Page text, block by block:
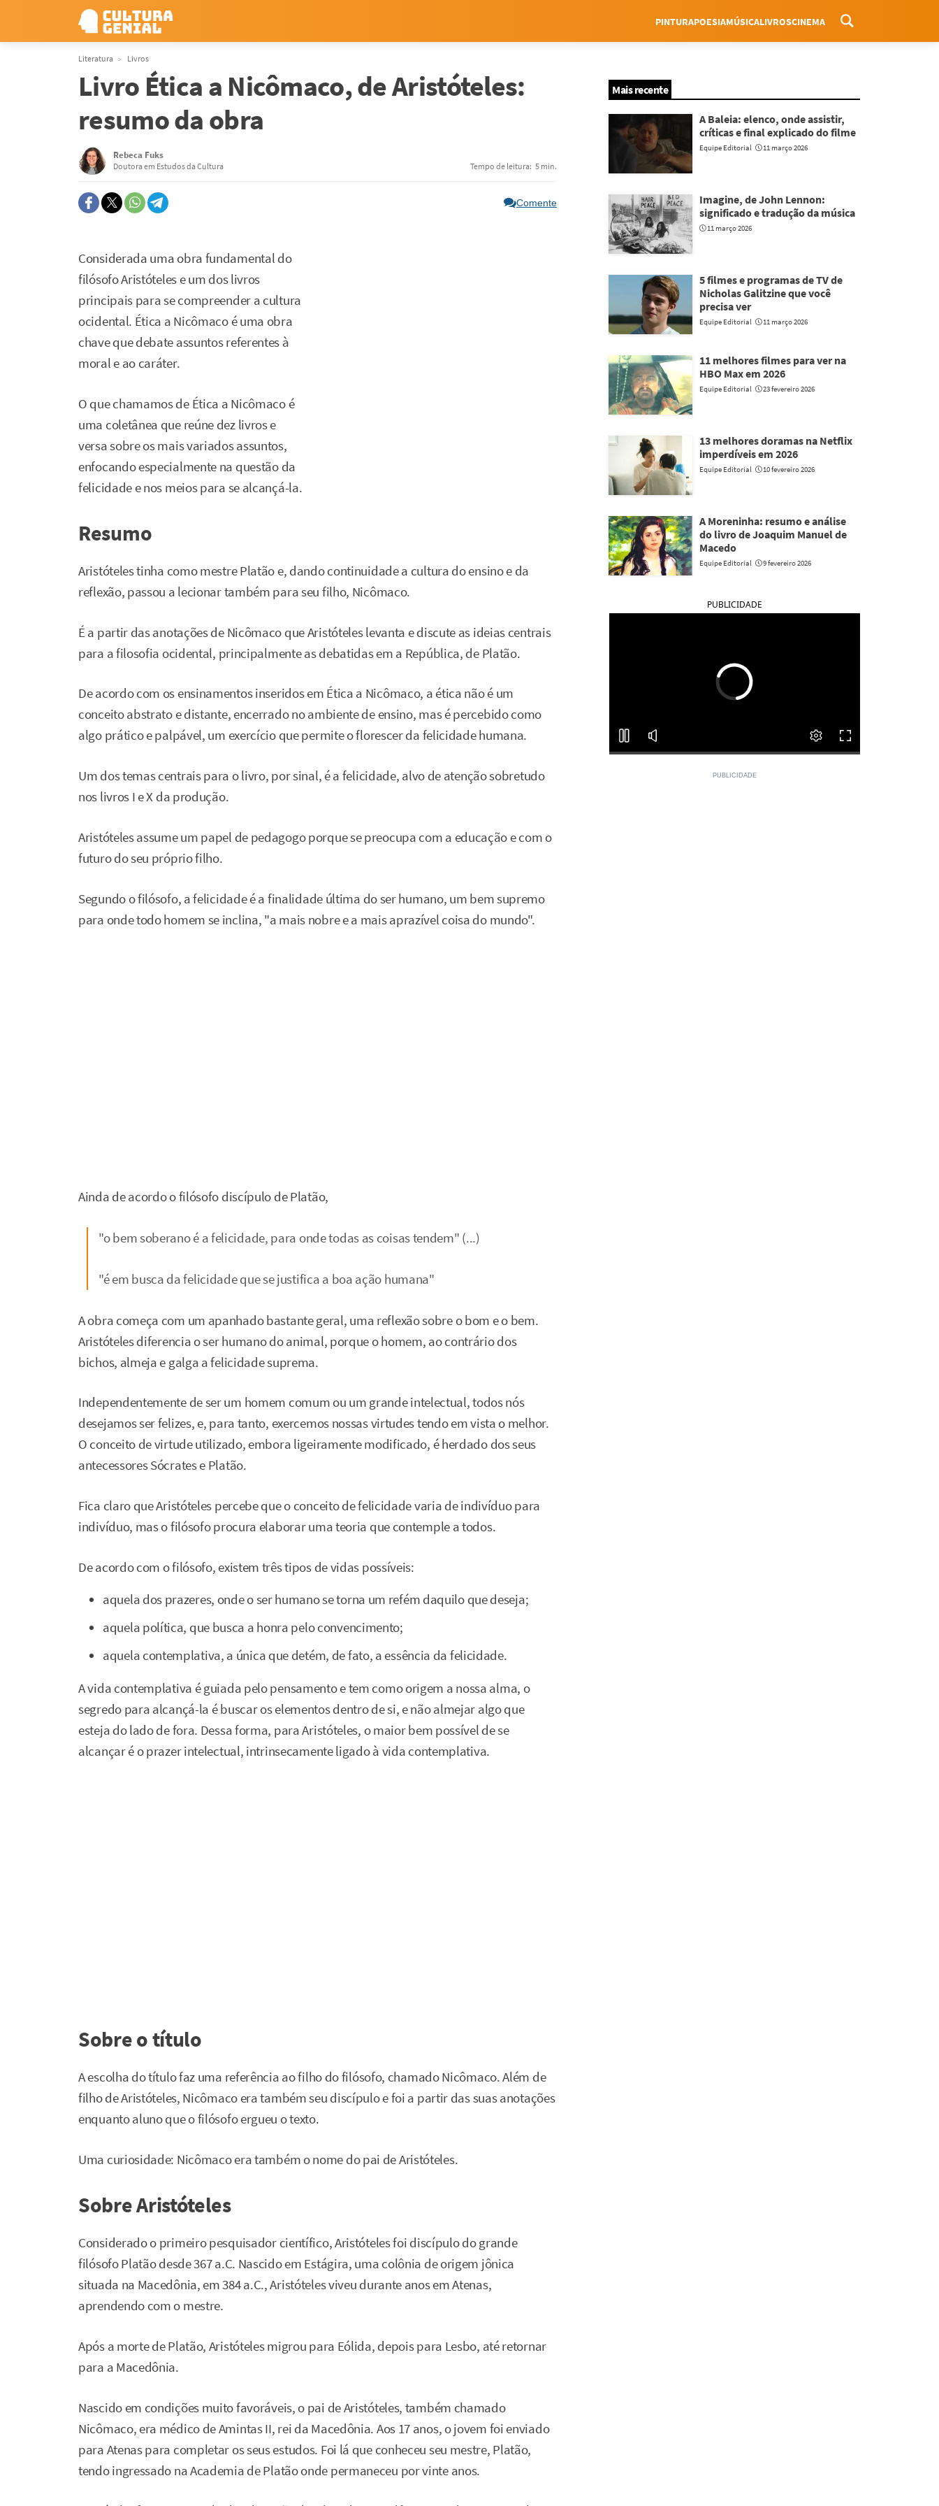
Menu
PINTURAPOESIAMÚSICALIVROSCINEMA
Literatura Livros
Livro Ética a Nicômaco, de Aristóteles:
resumo da obra
Rebeca Fuks
Doutora em Estudos da Cultura Tempo de leitura: 5 min.
Comente
Considerada uma obra fundamental do
filósofo Aristóteles e um dos livros
principais para se compreender a cultura
ocidental. Ética a Nicômaco é uma obra
chave que debate assuntos referentes à
moral e ao caráter.
O que chamamos de Ética a Nicômaco é
uma coletânea que reúne dez livros e
versa sobre os mais variados assuntos,
enfocando especialmente na questão da
felicidade e nos meios para se alcançá-la.
Resumo
Aristóteles tinha como mestre Platão e, dando continuidade a cultura do ensino e da
reflexão, passou a lecionar também para seu filho, Nicômaco.
É a partir das anotações de Nicômaco que Aristóteles levanta e discute as ideias centrais
para a filosofia ocidental, principalmente as debatidas em a República, de Platão.
De acordo com os ensinamentos inseridos em Ética a Nicômaco, a ética não é um
conceito abstrato e distante, encerrado no ambiente de ensino, mas é percebido como
algo prático e palpável, um exercício que permite o florescer da felicidade humana.
Um dos temas centrais para o livro, por sinal, é a felicidade, alvo de atenção sobretudo
nos livros I e X da produção.
Aristóteles assume um papel de pedagogo porque se preocupa com a educação e com o
futuro do seu próprio filho.
Segundo o filósofo, a felicidade é a finalidade última do ser humano, um bem supremo
para onde todo homem se inclina, "a mais nobre e a mais aprazível coisa do mundo".
Ainda de acordo o filósofo discípulo de Platão,
"o bem soberano é a felicidade, para onde todas as coisas tendem" (...)
"é em busca da felicidade que se justifica a boa ação humana"
A obra começa com um apanhado bastante geral, uma reflexão sobre o bom e o bem.
Aristóteles diferencia o ser humano do animal, porque o homem, ao contrário dos
bichos, almeja e galga a felicidade suprema.
Independentemente de ser um homem comum ou um grande intelectual, todos nós
desejamos ser felizes, e, para tanto, exercemos nossas virtudes tendo em vista o melhor.
O conceito de virtude utilizado, embora ligeiramente modificado, é herdado dos seus
antecessores Sócrates e Platão.
Fica claro que Aristóteles percebe que o conceito de felicidade varia de indivíduo para
indivíduo, mas o filósofo procura elaborar uma teoria que contemple a todos.
De acordo com o filósofo, existem três tipos de vidas possíveis:
aquela dos prazeres, onde o ser humano se torna um refém daquilo que deseja;
aquela política, que busca a honra pelo convencimento;
aquela contemplativa, a única que detém, de fato, a essência da felicidade.
A vida contemplativa é guiada pelo pensamento e tem como origem a nossa alma, o
segredo para alcançá-la é buscar os elementos dentro de si, e não almejar algo que
esteja do lado de fora. Dessa forma, para Aristóteles, o maior bem possível de se
alcançar é o prazer intelectual, intrinsecamente ligado à vida contemplativa.
Sobre o título
A escolha do título faz uma referência ao filho do filósofo, chamado Nicômaco. Além de
filho de Aristóteles, Nicômaco era também seu discípulo e foi a partir das suas anotações
enquanto aluno que o filósofo ergueu o texto.
Uma curiosidade: Nicômaco era também o nome do pai de Aristóteles.
Sobre Aristóteles
Considerado o primeiro pesquisador científico, Aristóteles foi discípulo do grande
filósofo Platão desde 367 a.C. Nascido em Estágira, uma colônia de origem jônica
situada na Macedônia, em 384 a.C., Aristóteles viveu durante anos em Atenas,
aprendendo com o mestre.
Após a morte de Platão, Aristóteles migrou para Eólida, depois para Lesbo, até retornar
para a Macedônia.
Nascido em condições muito favoráveis, o pai de Aristóteles, também chamado
Nicômaco, era médico de Amintas II, rei da Macedônia. Aos 17 anos, o jovem foi enviado
para Atenas para completar os seus estudos. Foi lá que conheceu seu mestre, Platão,
tendo ingressado na Academia de Platão onde permaneceu por vinte anos.
Mais recente
A Baleia: elenco, onde assistir,
críticas e final explicado do filme
Equipe Editorial 11 março 2026
Imagine, de John Lennon:
significado e tradução da música
11 março 2026
5 filmes e programas de TV de
Nicholas Galitzine que você
precisa ver
Equipe Editorial 11 março 2026
11 melhores filmes para ver na
HBO Max em 2026
Equipe Editorial 23 fevereiro 2026
13 melhores doramas na Netflix
imperdíveis em 2026
Equipe Editorial 10 fevereiro 2026
A Moreninha: resumo e análise
do livro de Joaquim Manuel de
Macedo
Equipe Editorial 9 fevereiro 2026
PUBLICIDADE